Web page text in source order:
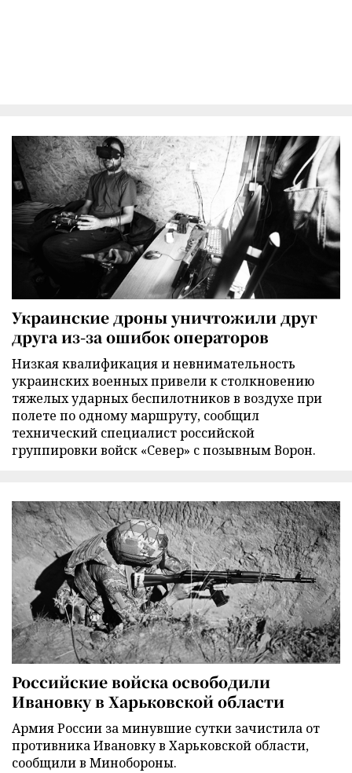
Украинские дроны уничтожили друг
друга из-за ошибок операторов
Низкая квалификация и невнимательность
украинских военных привели к столкновению
тяжелых ударных беспилотников в воздухе при
полете по одному маршруту, сообщил
технический специалист российской
группировки войск «Север» с позывным Ворон.
Российские войска освободили
Ивановку в Харьковской области
Армия России за минувшие сутки зачистила от
противника Ивановку в Харьковской области,
сообщили в Минобороны.